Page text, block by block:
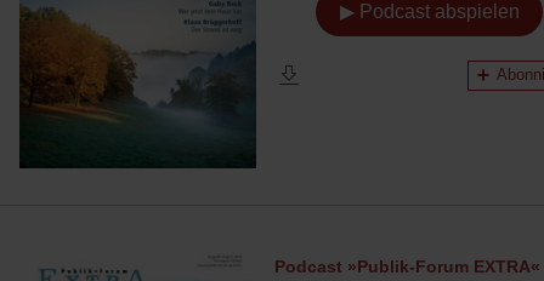
▶ Podcast abspielen
Podcast »Publik-Forum EXTRA«